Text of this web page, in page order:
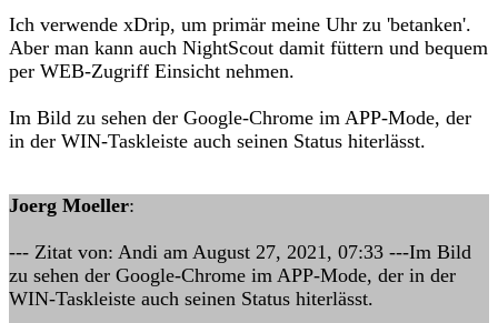
Ich verwende xDrip, um primär meine Uhr zu 'betanken'.
Aber man kann auch NightScout damit füttern und bequem
per WEB-Zugriff Einsicht nehmen.
Im Bild zu sehen der Google-Chrome im APP-Mode, der
in der WIN-Taskleiste auch seinen Status hiterlässt.
Joerg Moeller:
--- Zitat von: Andi am August 27, 2021, 07:33 ---Im Bild
zu sehen der Google-Chrome im APP-Mode, der in der
WIN-Taskleiste auch seinen Status hiterlässt.